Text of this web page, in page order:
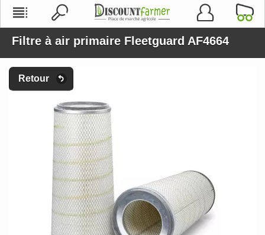
Filtre à air primaire Fleetguard AF4664
Retour